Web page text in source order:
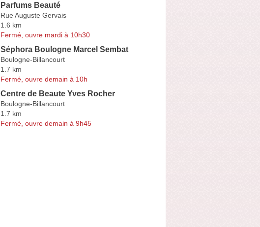
Parfums Beauté
Rue Auguste Gervais
1.6 km
Fermé, ouvre mardi à 10h30
Séphora Boulogne Marcel Sembat
Boulogne-Billancourt
1.7 km
Fermé, ouvre demain à 10h
Centre de Beaute Yves Rocher
Boulogne-Billancourt
1.7 km
Fermé, ouvre demain à 9h45